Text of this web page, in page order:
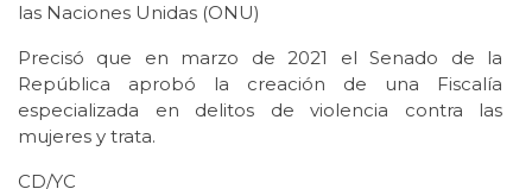
las Naciones Unidas (ONU)
Precisó que en marzo de 2021 el Senado de la
República aprobó la creación de una Fiscalía
especializada en delitos de violencia contra las
mujeres y trata.
CD/YC